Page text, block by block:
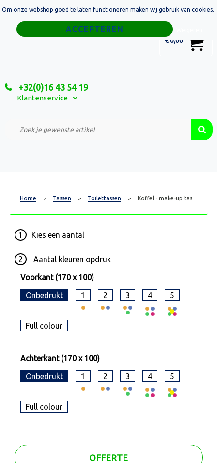
€ 0,00
+32(0)16 43 54 19
Klantenservice
Home
Relatiegeschenken
Custom Made Projecten
Home > Tassen > Toilettassen > Koffel - make-up tas
1 Kies een aantal
2 Aantal kleuren opdruk
Voorkant (170 x 100)
Onbedrukt 1 2 3 4 5
Full colour
Achterkant (170 x 100)
Onbedrukt 1 2 3 4 5
Full colour
OFFERTE
Om onze webshop goed te laten functioneren maken wij gebruik van cookies.